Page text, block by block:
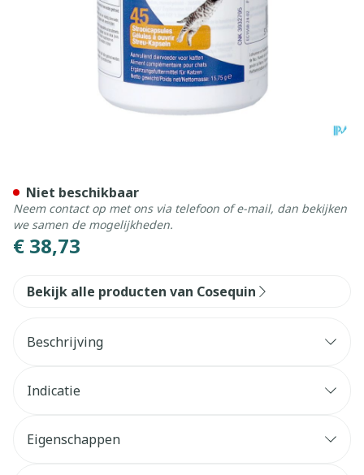
€ 38,73
Niet beschikbaar
Neem contact op met ons via telefoon of e-mail, dan bekijken
we samen de mogelijkheden.
Bekijk alle producten van Cosequin
Beschrijving
Indicatie
Eigenschappen